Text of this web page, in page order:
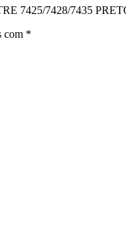
7425/7428/7435
com *